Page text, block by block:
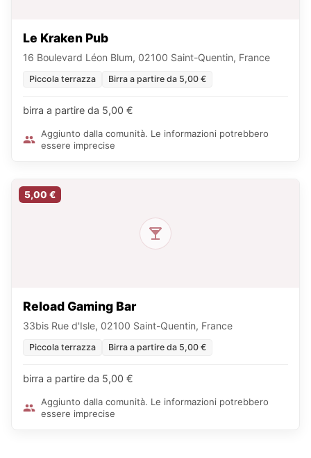
Le Kraken Pub
16 Boulevard Léon Blum, 02100 Saint-Quentin, France
Piccola terrazza Birra a partire da 5,00 €
birra a partire da 5,00 €
Aggiunto dalla comunità. Le informazioni potrebbero
essere imprecise
5,00 €
Reload Gaming Bar
33bis Rue d'Isle, 02100 Saint-Quentin, France
Piccola terrazza Birra a partire da 5,00 €
birra a partire da 5,00 €
Aggiunto dalla comunità. Le informazioni potrebbero
essere imprecise